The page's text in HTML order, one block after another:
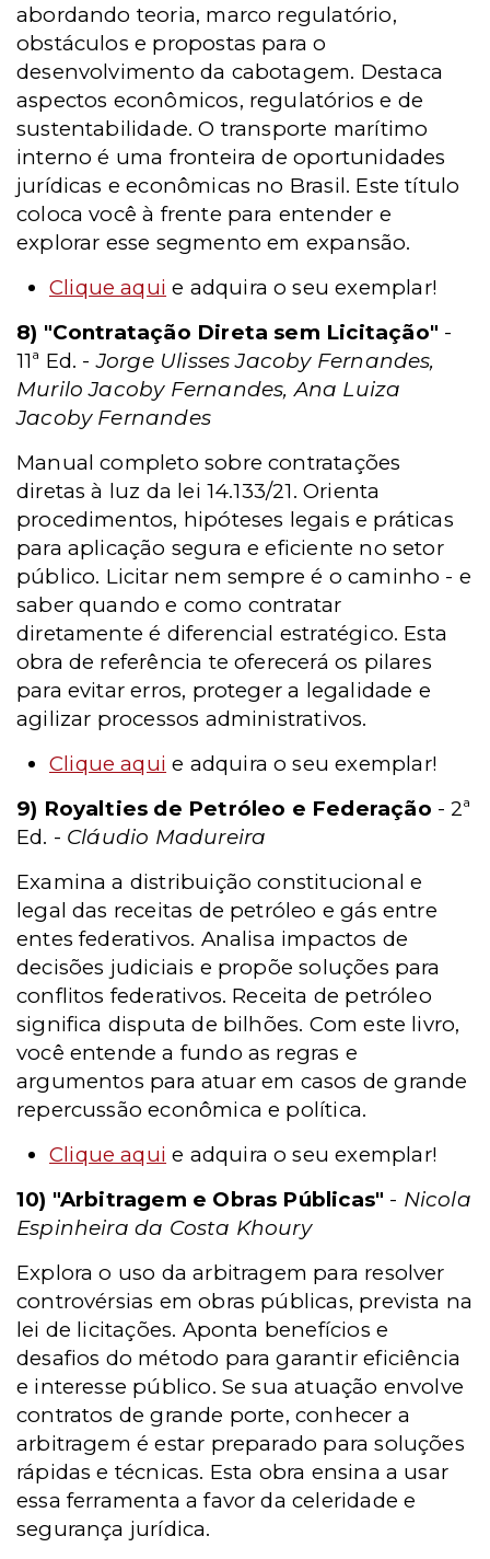
abordando teoria, marco regulatório,
obstáculos e propostas para o
desenvolvimento da cabotagem. Destaca
aspectos econômicos, regulatórios e de
sustentabilidade. O transporte marítimo
interno é uma fronteira de oportunidades
jurídicas e econômicas no Brasil. Este título
coloca você à frente para entender e
explorar esse segmento em expansão.
Clique aqui e adquira o seu exemplar!
8) "Contratação Direta sem Licitação" -
11ª Ed. -Jorge Ulisses Jacoby Fernandes,
Murilo Jacoby Fernandes, Ana Luiza
Jacoby Fernandes
Manual completo sobre contratações
diretas à luz da lei 14.133/21. Orienta
procedimentos, hipóteses legais e práticas
para aplicação segura e eficiente no setor
público. Licitar nem sempre é o caminho - e
saber quando e como contratar
diretamente é diferencial estratégico. Esta
obra de referência te oferecerá os pilares
para evitar erros, proteger a legalidade e
agilizar processos administrativos.
Clique aqui e adquira o seu exemplar!
9) Royalties de Petróleo e Federação - 2ª
Ed. - Cláudio Madureira
Examina a distribuição constitucional e
legal das receitas de petróleo e gás entre
entes federativos. Analisa impactos de
decisões judiciais e propõe soluções para
conflitos federativos. Receita de petróleo
significa disputa de bilhões. Com este livro,
você entende a fundo as regras e
argumentos para atuar em casos de grande
repercussão econômica e política.
Clique aqui e adquira o seu exemplar!
10) "Arbitragem e Obras Públicas" - Nicola
Espinheira da Costa Khoury
Explora o uso da arbitragem para resolver
controvérsias em obras públicas, prevista na
lei de licitações. Aponta benefícios e
desafios do método para garantir eficiência
e interesse público. Se sua atuação envolve
contratos de grande porte, conhecer a
arbitragem é estar preparado para soluções
rápidas e técnicas. Esta obra ensina a usar
essa ferramenta a favor da celeridade e
segurança jurídica.